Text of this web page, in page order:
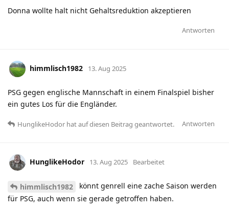
Donna wollte halt nicht Gehaltsreduktion akzeptieren
Antworten
himmlisch1982 13. Aug 2025
PSG gegen englische Mannschaft in einem Finalspiel bisher
ein gutes Los für die Engländer.
Antworten
HunglikeHodor hatauf diesen Beitrag geantwortet.
HunglikeHodor 13. Aug 2025 Bearbeitet
himmlisch1982
könnt genrell eine zache Saison werden
für PSG, auch wenn sie gerade getroffen haben.